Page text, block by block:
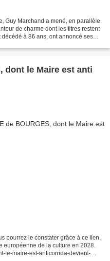
Guy Marchand a mené, en parallèle
de charme dont les titres restent
à 86 ans, ont annoncé ses
dont le Maire est anti
pourrez le constater grâce à ce lien,
européenne de la culture en 2028.
le-maire-est-anticorrida-devient-